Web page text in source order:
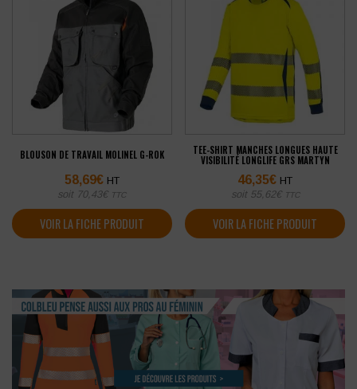
BLOUSON DE TRAVAIL MOLINEL G-ROK
58,69€ HT
soit 70,43€ TTC
VOIR LA FICHE PRODUIT
TEE-SHIRT MANCHES LONGUES HAUTE
VISIBILITÉ LONGLIFE GRS MARTYN
46,35€ HT
soit 55,62€ TTC
VOIR LA FICHE PRODUIT